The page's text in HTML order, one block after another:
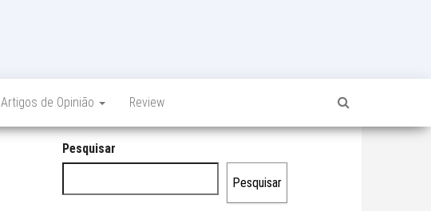
Artigos de Opinião Review
Pesquisar
Pesquisar